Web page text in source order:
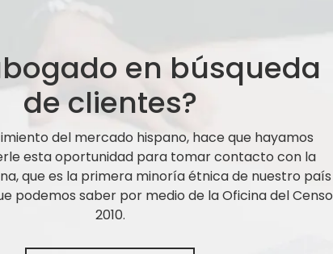
en búsqueda
de clientes?
del mercado hispano, hace que hayamos
esta oportunidad para tomar contacto con la
que es la primera minoría étnica de nuestro país
podemos saber por medio de la Oficina del Censo
2010.